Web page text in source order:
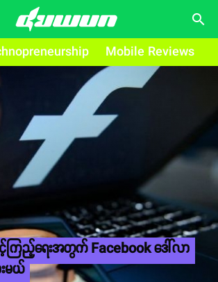
search
Mobile Reviews
ြည့်ရေးအတွက် Facebook ဒေါ်လာ
မယ်